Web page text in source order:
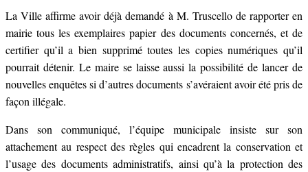
La Ville affirme avoir déjà demandé à M. Truscello de rapporter en
mairie tous les exemplaires papier des documents concernés, et de
certifier qu’il a bien supprimé toutes les copies numériques qu’il
pourrait détenir. Le maire se laisse aussi la possibilité de lancer de
nouvelles enquêtes si d’autres documents s’avéraient avoir été pris de
façon illégale.
Dans son communiqué, l’équipe municipale insiste sur son
attachement au respect des règles qui encadrent la conservation et
l’usage des documents administratifs, ainsi qu’à la protection des